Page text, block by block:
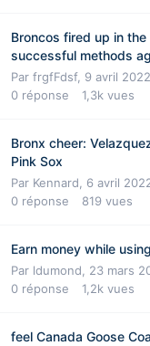
Broncos fired up in
successful methods
Par frgfFdsf, 9 avril 2022
0 réponse 1,3k vues
Bronx cheer:
Pink Sox
Par Kennard
6 avril
0 réponse 819 vues
Earn money while
Par ldumond
23 mars
0 réponse 1,2k vues
feel Canada Goose